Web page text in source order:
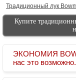
Традиционный лук
Купите
ЭКОНОМИЯ
нас это